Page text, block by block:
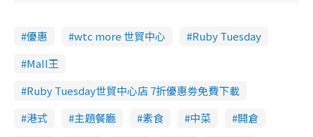
優惠 wtc more 世貿中心
Ruby Tuesday
Mall王
Ruby Tuesday世貿中心店 7折優惠劵免費下載
港式
主題餐廳 素食 中菜
開倉